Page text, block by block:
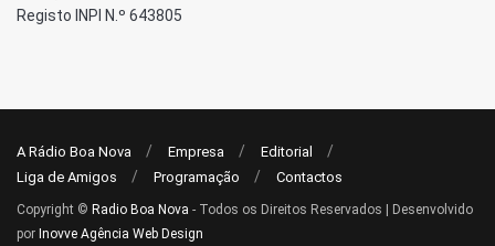
Registo INPI N.º 643805
A Rádio Boa Nova Empresa
Editorial
Liga de Amigos
Programação Contactos
Copyright © Radio Boa Nova - Todos os Direitos Reservados | Desenvolvido
por Inovve Agência Web Design